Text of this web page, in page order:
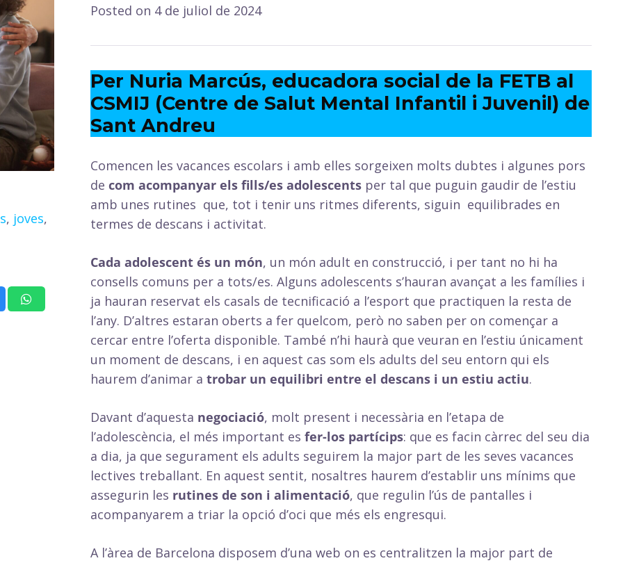
, joves,
Posted on 4 de juliol de 2024
Per Nuria Marcús, educadora social de la FETB al
CSMIJ (Centre de Salut Mental Infantil i Juvenil) de
Sant Andreu
Comencen les vacances escolars i amb elles sorgeixen molts dubtes i algunes pors
de com acompanyar els fills/es adolescents per tal que puguin gaudir de l’estiu
amb unes rutines que, tot i tenir uns ritmes diferents, siguin equilibrades en
termes de descans i activitat.
Cada adolescent és un món, un món adult en construcció, i per tant no hi ha
consells comuns per a tots/es. Alguns adolescents s’hauran avançat a les famílies i
ja hauran reservat els casals de tecnificació a l’esport que practiquen la resta de
l’any. D’altres estaran oberts a fer quelcom, però no saben per on començar a
cercar entre l’oferta disponible. També n’hi haurà que veuran en l’estiu únicament
un moment de descans, i en aquest cas som els adults del seu entorn qui els
haurem d’animar a trobar un equilibri entre el descans i un estiu actiu.
Davant d’aquesta negociació, molt present i necessària en l’etapa de
l’adolescència, el més important es fer-los partícips: que es facin càrrec del seu dia
a dia, ja que segurament els adults seguirem la major part de les seves vacances
lectives treballant. En aquest sentit, nosaltres haurem d’establir uns mínims que
assegurin les rutines de son i alimentació, que regulin l’ús de pantalles i
acompanyarem a triar la opció d’oci que més els engresqui.
A l’àrea de Barcelona disposem d’una web on es centralitzen la major part de